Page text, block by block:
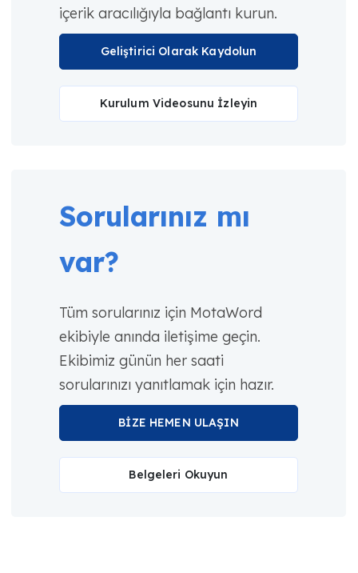
içerik aracılığıyla bağlantı kurun.
Geliştirici Olarak Kaydolun
Kurulum Videosunu İzleyin
Sorularınız mı
var?
Tüm sorularınız için MotaWord
ekibiyle anında iletişime geçin.
Ekibimiz günün her saati
sorularınızı yanıtlamak için hazır.
BİZE HEMEN ULAŞIN
Belgeleri Okuyun